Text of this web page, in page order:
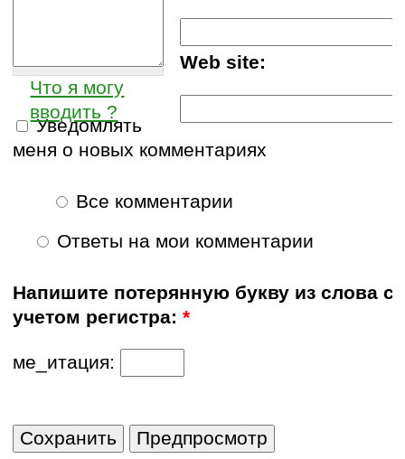
Web site:
Что я могу
вводить ?
Уведомлять
меня о новых комментариях
Все комментарии
Ответы на мои комментарии
Напишите потерянную букву из слова с
учетом регистра:*
ме_итация: